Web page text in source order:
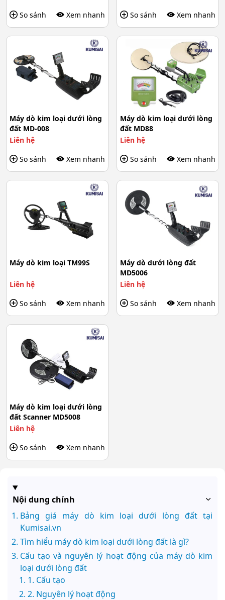
So sánh
Xem nhanh
So sánh
Xem nhanh
Máy dò kim loại dưới lòng
đất MD-008
Liên hệ
So sánh
Xem nhanh
Máy dò kim loại dưới lòng
đất MD88
Liên hệ
So sánh
Xem nhanh
Máy dò kim loại TM99S
Liên hệ
So sánh
Xem nhanh
Máy dò dưới lòng đất
MD5006
Liên hệ
So sánh
Xem nhanh
Máy dò kim loại dưới lòng
đất Scanner MD5008
Liên hệ
So sánh
Xem nhanh
Nội dung chính
Bảng giá máy dò kim loại dưới lòng đất tại
Kumisai.vn
Tìm hiểu máy dò kim loại dưới lòng đất là gì?
Cấu tạo và nguyên lý hoạt động của máy dò kim
loại dưới lòng đất
1. Cấu tạo
2. Nguyên lý hoạt động